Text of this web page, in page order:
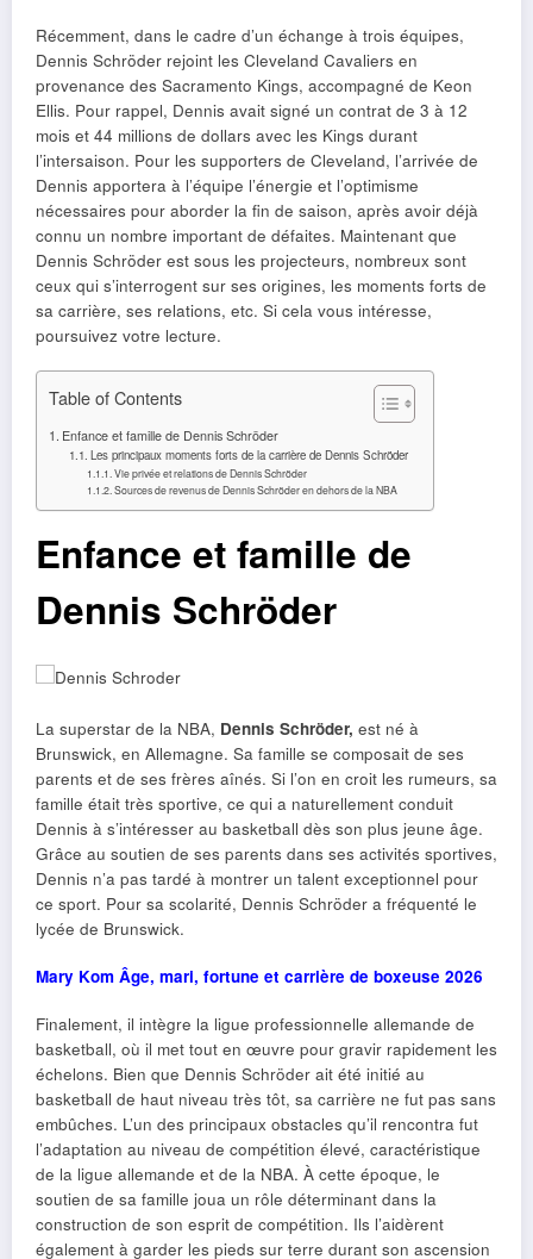
Récemment, dans le cadre d’un échange à trois équipes,
Dennis Schröder rejoint les Cleveland Cavaliers en
provenance des Sacramento Kings, accompagné de Keon
Ellis. Pour rappel, Dennis avait signé un contrat de 3 à 12
mois et 44 millions de dollars avec les Kings durant
l’intersaison. Pour les supporters de Cleveland, l’arrivée de
Dennis apportera à l’équipe l’énergie et l’optimisme
nécessaires pour aborder la fin de saison, après avoir déjà
connu un nombre important de défaites. Maintenant que
Dennis Schröder est sous les projecteurs, nombreux sont
ceux qui s’interrogent sur ses origines, les moments forts de
sa carrière, ses relations, etc. Si cela vous intéresse,
poursuivez votre lecture.
Table of Contents
Enfance et famille de Dennis Schröder
Les principaux moments forts de la carrière de Dennis Schröder
Vie privée et relations de Dennis Schröder
Sources de revenus de Dennis Schröder en dehors de la NBA
Enfance et famille de
Dennis Schröder
La superstar de la NBA, Dennis Schröder, est né à
Brunswick, en Allemagne. Sa famille se composait de ses
parents et de ses frères aînés. Si l’on en croit les rumeurs, sa
famille était très sportive, ce qui a naturellement conduit
Dennis à s’intéresser au basketball dès son plus jeune âge.
Grâce au soutien de ses parents dans ses activités sportives,
Dennis n’a pas tardé à montrer un talent exceptionnel pour
ce sport. Pour sa scolarité, Dennis Schröder a fréquenté le
lycée de Brunswick.
Mary Kom Âge, mari, fortune et carrière de boxeuse 2026
Finalement, il intègre la ligue professionnelle allemande de
basketball, où il met tout en œuvre pour gravir rapidement les
échelons. Bien que Dennis Schröder ait été initié au
basketball de haut niveau très tôt, sa carrière ne fut pas sans
embûches. L’un des principaux obstacles qu’il rencontra fut
l’adaptation au niveau de compétition élevé, caractéristique
de la ligue allemande et de la NBA. À cette époque, le
soutien de sa famille joua un rôle déterminant dans la
construction de son esprit de compétition. Ils l’aidèrent
également à garder les pieds sur terre durant son ascension